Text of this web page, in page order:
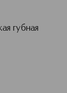
губная